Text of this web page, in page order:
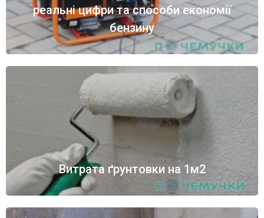
реальні цифри та способи економії
бензину
Витрата ґрунтовки на 1м2